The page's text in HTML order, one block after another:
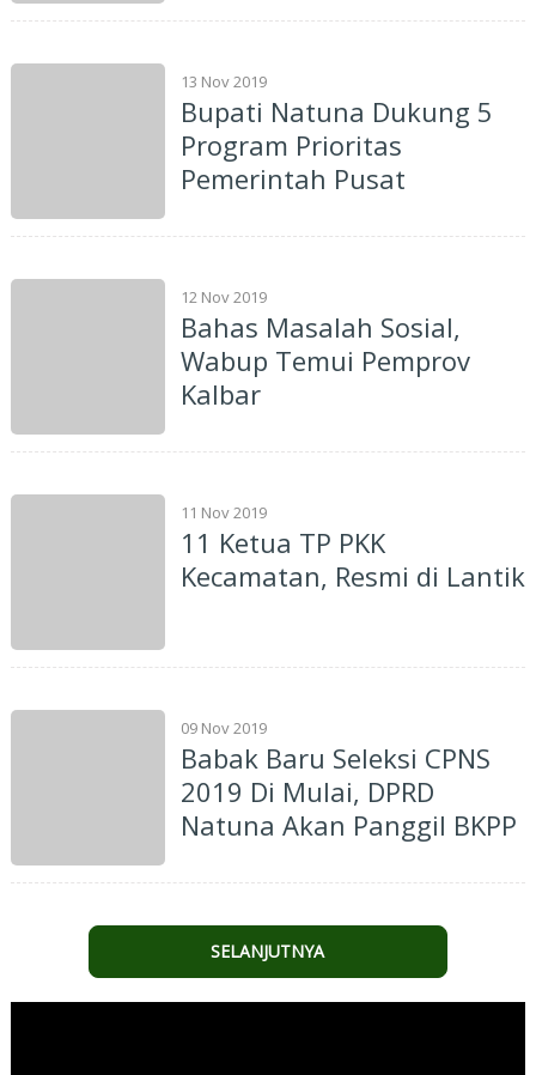
13 Nov 2019
Bupati Natuna Dukung 5
Program Prioritas
Pemerintah Pusat
12 Nov 2019
Bahas Masalah Sosial,
Wabup Temui Pemprov
Kalbar
11 Nov 2019
11 Ketua TP PKK
Kecamatan, Resmi di Lantik
09 Nov 2019
Babak Baru Seleksi CPNS
2019 Di Mulai, DPRD
Natuna Akan Panggil BKPP
SELANJUTNYA